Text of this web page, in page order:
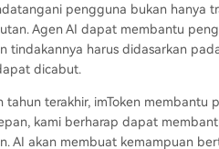
pengguna bukan hanya
Agen AI dapat membantu
tindakannya harus didasarkan
dicabut.
tahun terakhir, imToken membantu
kami berharap dapat
AI akan membuat kemampuan